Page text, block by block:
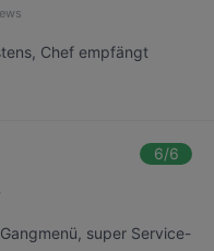
Chef empfängt
6/6
super Service-